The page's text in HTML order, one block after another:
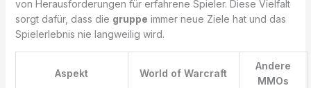
von Herausforderungen für erfahrene Spieler. Diese Vielfalt
sorgt dafür, dass die gruppe immer neue Ziele hat und das
Spielerlebnis nie langweilig wird.
Aspekt World of Warcraft
Andere
MMOs